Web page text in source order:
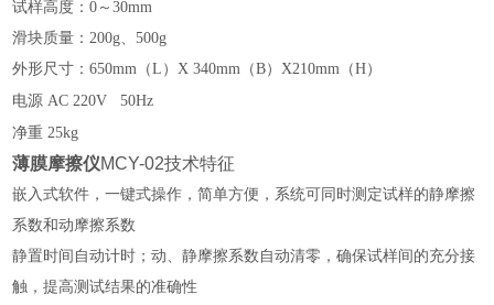
试样高度：0～30mm
滑块质量：200g、500g
外形尺寸：650mm（L ）X 340mm （B）X210mm （H）
电源 AC 220V 50Hz
净重 25kg
薄膜摩擦仪MCY-02技术特征
嵌入式软件，一键式操作，简单方便，系统可同时测定试样的静摩擦
系数和动摩擦系数
静置时间自动计时；动、静摩擦系数自动清零，确保试样间的充分接
触，提高测试结果的准确性